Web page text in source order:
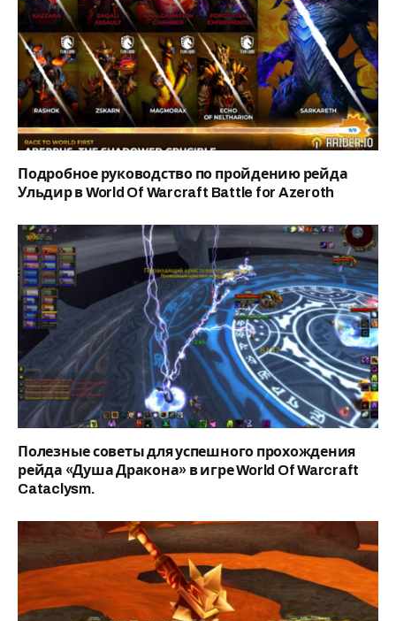
Подробное руководство по пройдению рейда
Ульдир в World Of Warcraft Battle for Azeroth
Полезные советы для успешного прохождения
рейда «Душа Дракона» в игре World Of Warcraft
Cataclysm.